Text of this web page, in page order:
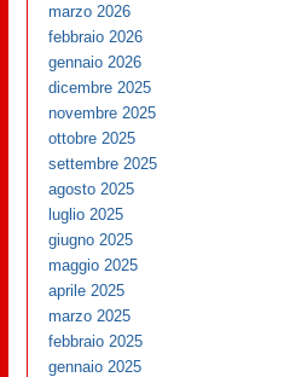
marzo 2026
febbraio 2026
gennaio 2026
dicembre 2025
novembre 2025
ottobre 2025
settembre 2025
agosto 2025
luglio 2025
giugno 2025
maggio 2025
aprile 2025
marzo 2025
febbraio 2025
gennaio 2025